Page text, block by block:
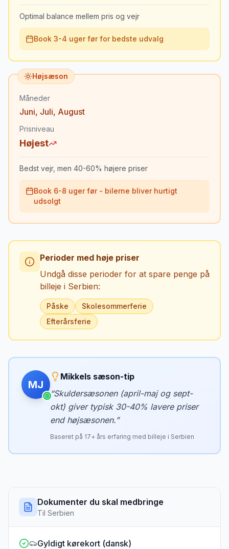
Optimal balance mellem pris og vejr
Book 3-4 uger før for bedste udvalg
Højsæson
Måneder
Juni, Juli, August
Prisniveau
Højest
Bedst vejr, men 40-60% højere priser
Book 6-8 uger før - bilerne bliver hurtigt
udsolgt
Perioder med høje priser
Undgå disse perioder for at spare penge på
billeje i Serbien:
Påske
Skolesommerferie
Efterårsferie
MJ
Mikkels sæson-tip
“Skuldersæsonen (april-maj og sept-
okt) giver typisk 30-40% lavere priser
end højsæsonen.”
Baseret på 17+ års erfaring med billeje i Serbien
Dokumenter du skal medbringe
Til Serbien
Gyldigt kørekort (dansk)